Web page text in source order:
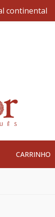
continental
CARRINHO